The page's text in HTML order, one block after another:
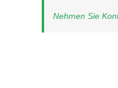
Nehmen Sie